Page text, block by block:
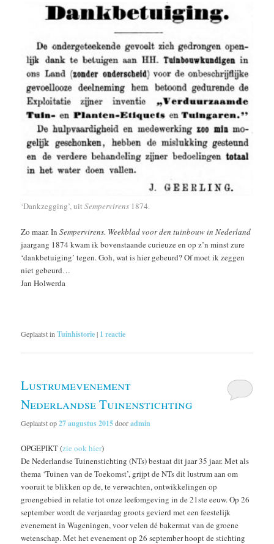
‘Dankzegging’, uitSempervirens 1874.
Zo maar. InSempervirens. Weekblad voor den tuinbouw in Nederland
jaargang 1874 kwam ik bovenstaande curieuze en op z’n minst zure
‘dankbetuiging’ tegen. Goh, wat is hier gebeurd? Of moet ik zeggen
niet gebeurd…
Jan Holwerda
Geplaatst inTuinhistorie| 1 reactie
Lustrumevenement
Nederlandse Tuinenstichting
Geplaatst op27 augustus 2015dooradmin
OPGEPIKT (zie ook hier)
De Nederlandse Tuinenstichting (NTs) bestaat dit jaar 35 jaar. Met als
thema ‘Tuinen van de Toekomst’, grijpt de NTs dit lustrum aan om
vooruit te blikken op de, te verwachten, ontwikkelingen op
groengebied in relatie tot onze leefomgeving in de 21ste eeuw. Op 26
september wordt de verjaardag groots gevierd met een feestelijk
evenement in Wageningen, voor velen dé bakermat van de groene
wetenschap. Met het evenement op 26 september hoopt de stichting